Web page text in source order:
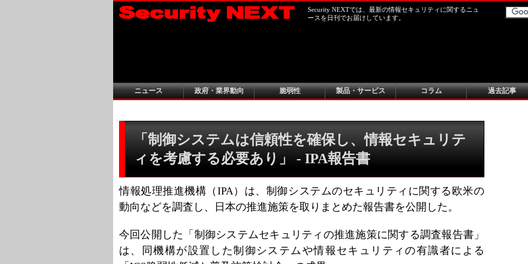
Security NEXTでは、最新の情報セキュリティに関するニュ
ースを日刊でお届けしています。
ニュース 政府・業界動向 脆弱性 製品・サービス コラム 過去記事
「制御システムは信頼性を確保し、情報セキュリテ
ィを考慮する必要あり」 - IPA報告書
情報処理推進機構（IPA）は、制御システムのセキュリティに関する欧米の
動向などを調査し、日本の推進施策を取りまとめた報告書を公開した。
今回公開した「制御システムセキュリティの推進施策に関する調査報告書」
は、同機構が設置した制御システムや情報セキュリティの有識者による